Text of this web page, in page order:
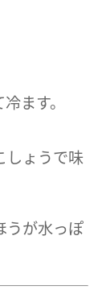
ます。
しょうで味
うが水っぽ